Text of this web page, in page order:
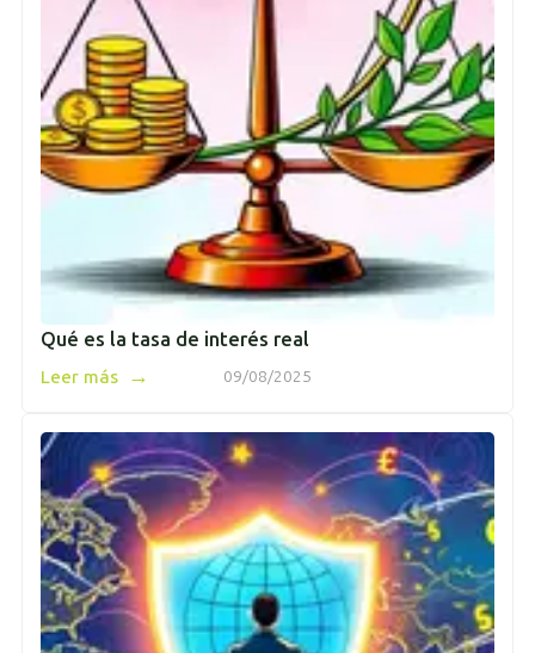
Qué es la tasa de interés real
09/08/2025
Leer más →